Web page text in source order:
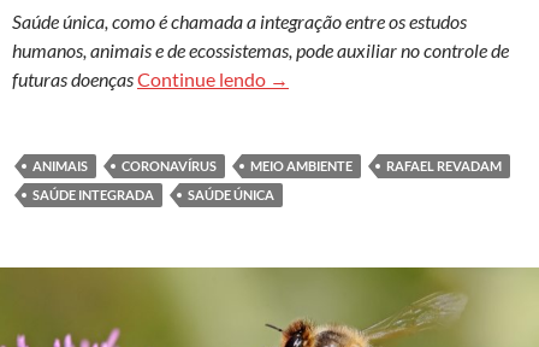
Saúde única, como é chamada a integração entre os estudos
humanos, animais e de ecossistemas, pode auxiliar no controle de
futuras doençasContinue lendo Olhar para os animais e para o
→
ANIMAIS CORONAVÍRUS MEIO AMBIENTE
RAFAEL REVADAM
SAÚDE INTEGRADA
SAÚDE ÚNICA